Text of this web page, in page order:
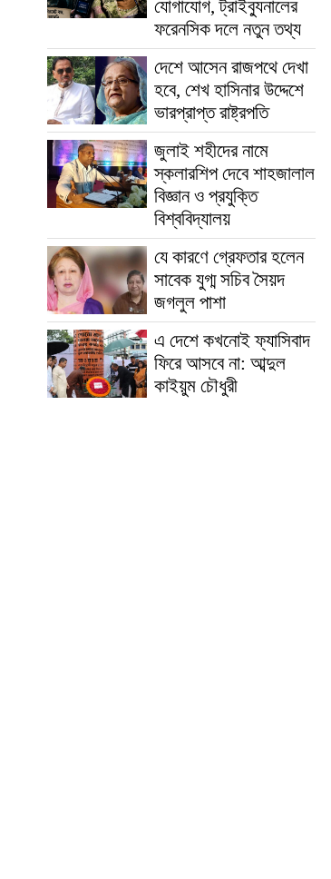
যোগাযোগ, ট্রাইব্যুনালের
ফরেনসিক দলে নতুন তথ্য
দেশে আসেন রাজপথে দেখা
হবে, শেখ হাসিনার উদ্দেশে
ভারপ্রাপ্ত রাষ্ট্রপতি
জুলাই শহীদের নামে
স্কলারশিপ দেবে শাহজালাল
বিজ্ঞান ও প্রযুক্তি
বিশ্ববিদ্যালয়
যে কারণে গ্রেফতার হলেন
সাবেক যুগ্ম সচিব সৈয়দ
জগলুল পাশা
এ দেশে কখনোই ফ্যাসিবাদ
ফিরে আসবে না: আব্দুল
কাইয়ুম চৌধুরী